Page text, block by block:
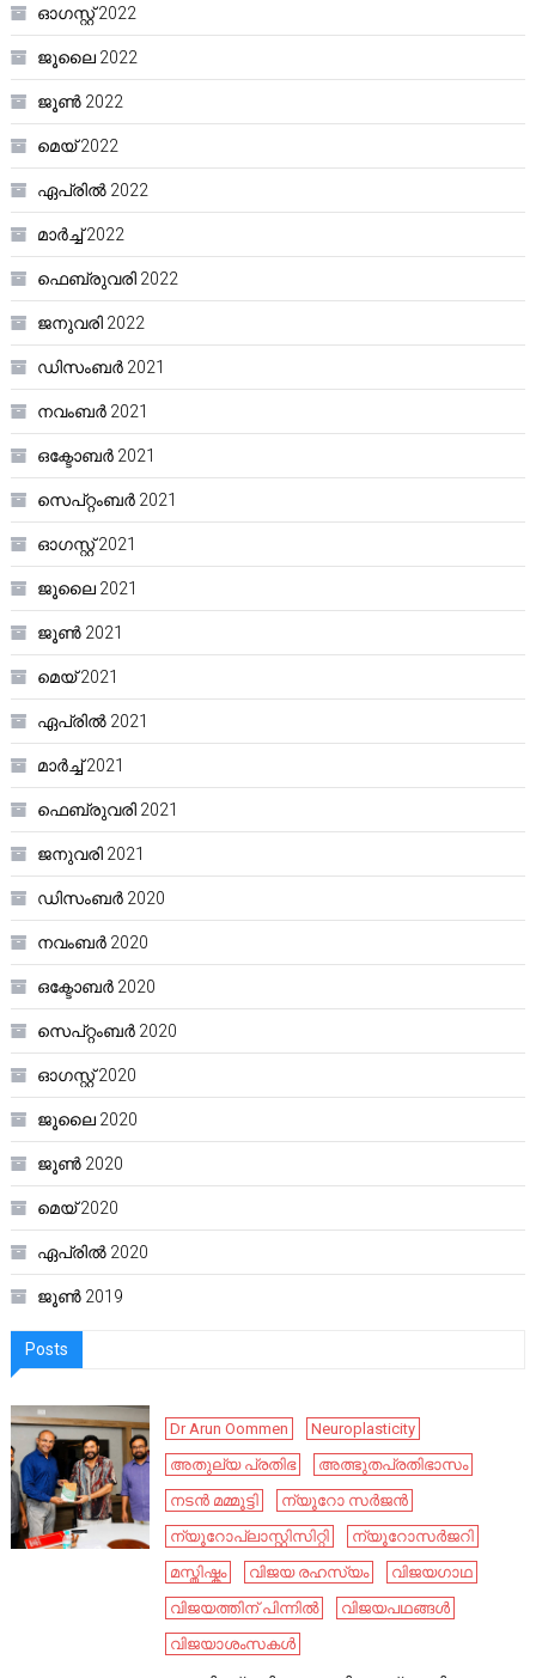
ഓഗസ്റ്റ്‌ 2022
ജൂലൈ 2022
ജൂൺ 2022
മെയ്‌ 2022
ഏപ്രിൽ 2022
മാർച്ച്‌ 2022
ഫെബ്രുവരി 2022
ജനുവരി 2022
ഡിസംബർ 2021
നവംബർ 2021
ഒക്ടോബർ 2021
സെപ്റ്റംബർ 2021
ഓഗസ്റ്റ്‌ 2021
ജൂലൈ 2021
ജൂൺ 2021
മെയ്‌ 2021
ഏപ്രിൽ 2021
മാർച്ച്‌ 2021
ഫെബ്രുവരി 2021
ജനുവരി 2021
ഡിസംബർ 2020
നവംബർ 2020
ഒക്ടോബർ 2020
സെപ്റ്റംബർ 2020
ഓഗസ്റ്റ്‌ 2020
ജൂലൈ 2020
ജൂൺ 2020
മെയ്‌ 2020
ഏപ്രിൽ 2020
ജൂൺ 2019
Posts
Dr Arun Oommen
Neuroplasticity
അതുല്യ പ്രതിഭ
അത്ഭുതപ്രതിഭാസം
നടൻ മമ്മൂട്ടി
ന്യൂറോ സർജൻ
ന്യൂറോപ്ലാസ്റ്റിസിറ്റി
ന്യൂറോസർജറി
മസ്തിഷ്കം
വിജയ രഹസ്യം
വിജയഗാഥ
വിജയത്തിന് പിന്നിൽ
വിജയപഥങ്ങൾ
വിജയാശംസകൾ